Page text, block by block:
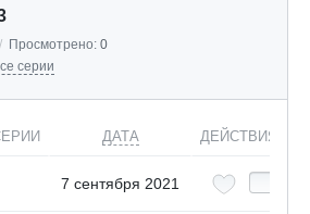
/ Просмотрено: 0
серии
ДАТА ДЕЙСТВИЯ
7 сентября 2021